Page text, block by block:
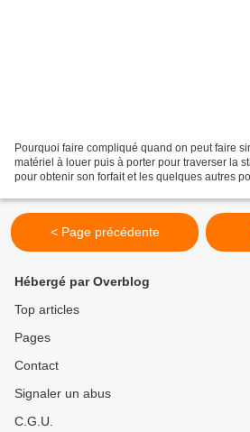
Pourquoi faire compliqué quand on peut faire
matériel à louer puis à porter pour traverser la
pour obtenir son forfait et les quelques autres
< Page précédente
Hébergé par Overblog
Top articles
Pages
Contact
Signaler un abus
C.G.U.